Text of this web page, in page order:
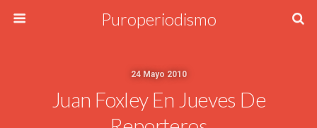
Puroperiodismo
24 Mayo 2010
Juan Foxley En Jueves De